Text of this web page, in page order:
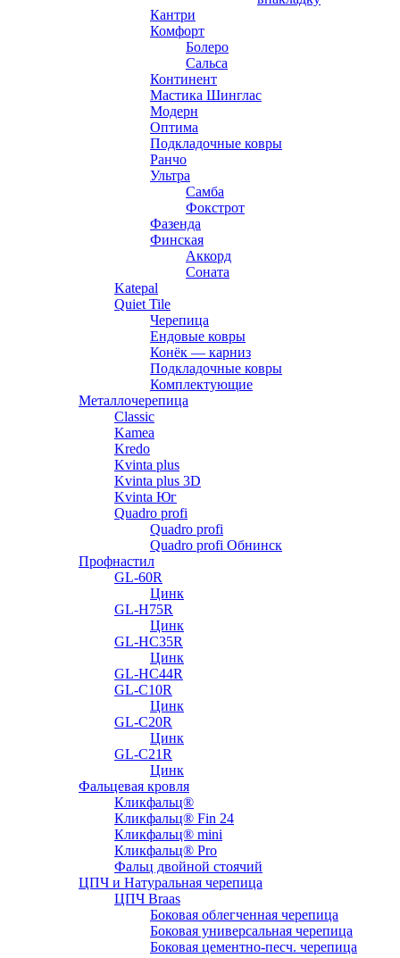
Кантри
Комфорт
Болеро
Сальса
Континент
Мастика Шинглас
Модерн
Оптима
Подкладочные ковры
Ранчо
Ультра
Самба
Фокстрот
Фазенда
Финская
Аккорд
Соната
Katepal
Quiet Tile
Черепица
Ендовые ковры
Конёк — карниз
Подкладочные ковры
Комплектующие
Металлочерепица
Classic
Kamea
Kredo
Kvinta plus
Kvinta plus 3D
Kvinta Юг
Quadro profi
Quadro profi
Quadro profi Обнинск
Профнастил
GL-60R
Цинк
GL-H75R
Цинк
GL-HC35R
Цинк
GL-HC44R
GL-С10R
Цинк
GL-С20R
Цинк
GL-С21R
Цинк
Фальцевая кровля
Кликфальц®
Кликфальц® Fin 24
Кликфальц® mini
Кликфальц® Pro
Фальц двойной стоячий
ЦПЧ и Натуральная черепица
ЦПЧ Braas
Боковая облегченная черепица
Боковая универсальная черепица
Боковая цементно-песч. черепица